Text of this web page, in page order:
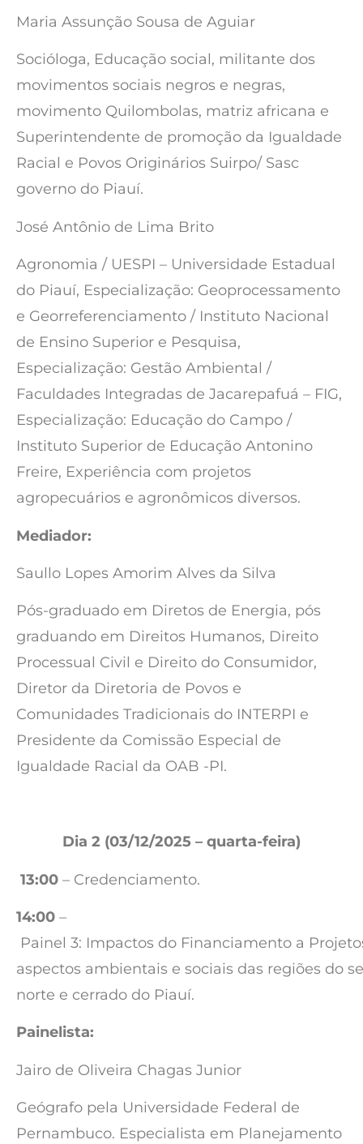
Maria Assunção Sousa de Aguiar
Socióloga, Educação social, militante dos
movimentos sociais negros e negras,
movimento Quilombolas, matriz africana e
Superintendente de promoção da Igualdade
Racial e Povos Originários Suirpo/ Sasc
governo do Piauí.
José Antônio de Lima Brito
Agronomia / UESPI – Universidade Estadual
do Piauí, Especialização: Geoprocessamento
e Georreferenciamento / Instituto Nacional
de Ensino Superior e Pesquisa,
Especialização: Gestão Ambiental /
Faculdades Integradas de Jacarepafuá – FIG,
Especialização: Educação do Campo /
Instituto Superior de Educação Antonino
Freire, Experiência com projetos
agropecuários e agronômicos diversos.
Mediador:
Saullo Lopes Amorim Alves da Silva
Pós-graduado em Diretos de Energia, pós
graduando em Direitos Humanos, Direito
Processual Civil e Direito do Consumidor,
Diretor da Diretoria de Povos e
Comunidades Tradicionais do INTERPI e
Presidente da Comissão Especial de
Igualdade Racial da OAB -PI.
Dia 2 (03/12/2025 – quarta-feira)
13:00 – Credenciamento.
14:00 –
Painel 3: Impactos do Financiamento a
aspectos ambientais e sociais das regiões do
norte e cerrado do Piauí.
Painelista:
Jairo de Oliveira Chagas Junior
Geógrafo pela Universidade Federal de
Pernambuco. Especialista em Planejamento